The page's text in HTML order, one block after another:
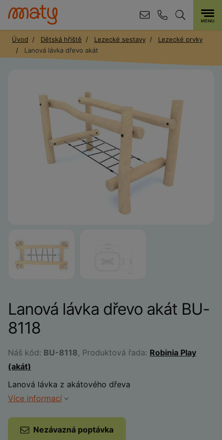
Úvod Dětská hřiště Lezecké sestavy
Lezecké prvky
Lanová lávka dřevo akát
Lanová lávka dřevo akát BU-
8118
Náš kód: BU-8118, Produktová řada: Robinia Play
(akát)
Lanová lávka z akátového dřeva
Více informací
Nezávazná poptávka